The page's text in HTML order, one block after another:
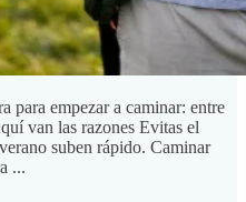
para empezar a caminar: entre
van las razones Evitas el
suben rápido. Caminar
...